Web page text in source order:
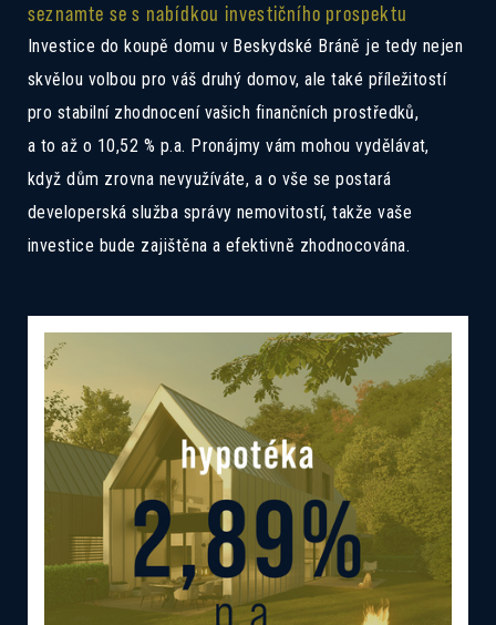
seznamte se s nabídkou investičního prospektu
Investice do koupě domu v Beskydské Bráně je tedy nejen
skvělou volbou pro váš druhý domov, ale také příležitostí
pro stabilní zhodnocení vašich finančních prostředků,
a to až o 10,52 % p.a. Pronájmy vám mohou vydělávat,
když dům zrovna nevyužíváte, a o vše se postará
developerská služba správy nemovitostí, takže vaše
investice bude zajištěna a efektivně zhodnocována.